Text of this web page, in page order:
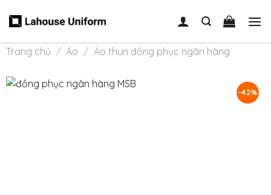
Trang chủ / Áo / Áo thun đồng phục ngân hàng
-42%